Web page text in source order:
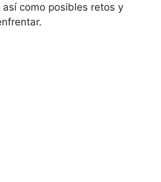
como posibles retos y